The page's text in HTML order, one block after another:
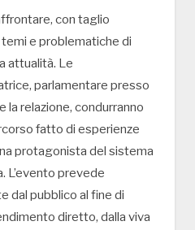
con taglio
e problematiche di
attualità. Le
parlamentare presso
la relazione, condurranno
fatto di esperienze
protagonista del sistema
L’evento prevede
dal pubblico al fine di
diretto, dalla viva